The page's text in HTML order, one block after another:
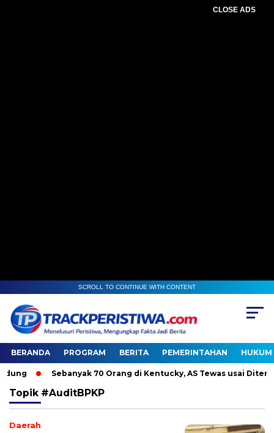
CLOSE ADS
SCROLL TO CONTINUE WITH CONTENT
BERANDA PROGRAM BERITA PEMERINTAHAN HUKUM
Sebanyak 70 Orang di Kentucky, AS Tewas usai
Topik #AuditBPKP
Daerah